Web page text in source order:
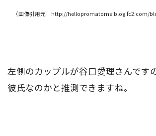
（画像引用元 http://hellopromatome.blog.fc2.com/
左側のカップルが谷口愛理さんです
彼氏なのかと推測できますね。